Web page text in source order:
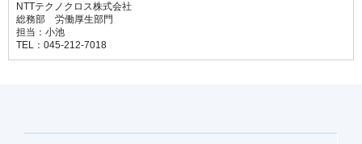
NTTテクノクロス株式会社
総務部 労働厚生部門
担当：小池
TEL：045-212-7018